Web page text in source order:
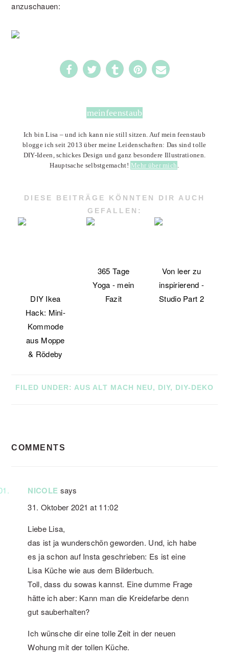
anzuschauen:
177
meinfeenstaub
Ich bin Lisa – und ich kann nie still sitzen. Auf mein feenstaub
blogge ich seit 2013 über meine Leidenschaften: Das sind tolle
DIY-Ideen, schickes Design und ganz besondere Illustrationen.
Hauptsache selbstgemacht! Mehr über mich .
DIESE BEITRÄGE KÖNNTEN DIR AUCH
GEFALLEN:
DIY Ikea
Hack: Mini-
Kommode
aus Moppe
& Rödeby
365 Tage
Yoga - mein
Fazit
Von leer zu
inspirierend -
Studio Part 2
FILED UNDER: AUS ALT MACH NEU, DIY, DIY-DEKO
INTERACTIONS
COMMENTS
NICOLE says
31. Oktober 2021 at 11:02
Liebe Lisa,
das ist ja wunderschön geworden. Und, ich habe
es ja schon auf Insta geschrieben: Es ist eine
Lisa Küche wie aus dem Bilderbuch.
Toll, dass du sowas kannst. Eine dumme Frage
hätte ich aber: Kann man die Kreidefarbe denn
gut sauberhalten?
Ich wünsche dir eine tolle Zeit in der neuen
Wohung mit der tollen Küche.